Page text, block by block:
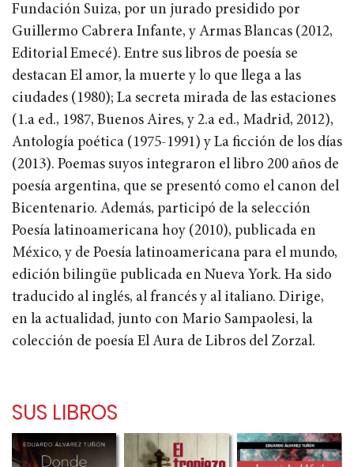
Fundación Suiza, por un jurado presidido por
Guillermo Cabrera Infante, y Armas Blancas (2012,
Editorial Emecé). Entre sus libros de poesía se
destacan El amor, la muerte y lo que llega a las
ciudades (1980); La secreta mirada de las estaciones
(1.a ed., 1987, Buenos Aires, y 2.a ed., Madrid, 2012),
Antología poética (1975-1991) y La ficción de los días
(2013). Poemas suyos integraron el libro 200 años de
poesía argentina, que se presentó como el canon del
Bicentenario. Además, participó de la selección
Poesía latinoamericana hoy (2010), publicada en
México, y de Poesía latinoamericana para el mundo,
edición bilingüe publicada en Nueva York. Ha sido
traducido al inglés, al francés y al italiano. Dirige,
en la actualidad, junto con Mario Sampaolesi, la
colección de poesía El Aura de Libros del Zorzal.
SUS LIBROS